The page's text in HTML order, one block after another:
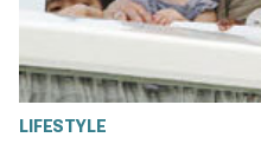
LIFESTYLE